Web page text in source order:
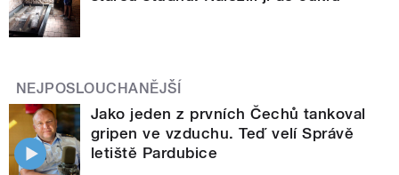
NEJPOSLOUCHANĚJŠÍ
Jako jeden z prvních Čechů tankoval
gripen ve vzduchu. Teď velí Správě
letiště Pardubice